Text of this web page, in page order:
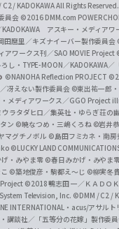
/ KADOKAWA All Rights Reserved.
員会 ©2016 DMM.com
アスキー・メディアワ
田麿里／キズナイーバー製作委員会
ワークス刊／SAO MOVIE Project
し・TYPE-MOON／KADOKAWA
©NANOHA Reflection PROJECT
冴えない製作委員会 ©東出祐一郎・
ディアワークス／GGO Project
ラタダヒロ／集英社・ゆらぎ荘の
ン ©暁なつめ・三嶋くろね ©岩井
マグチノボル ©島田フミカネ・南房
©LUCKY LAND
・みやま零 ©春日みかげ・みやま
©築地俊彦・駒都え～じ ©柳実冬
©2018 鴨志田 一／ＫＡＤＯ
Television, Inc. ©DMM / C2 /
INTERNATIONAL・acus/アサルト
講談社／「五等分の花嫁」製作委員